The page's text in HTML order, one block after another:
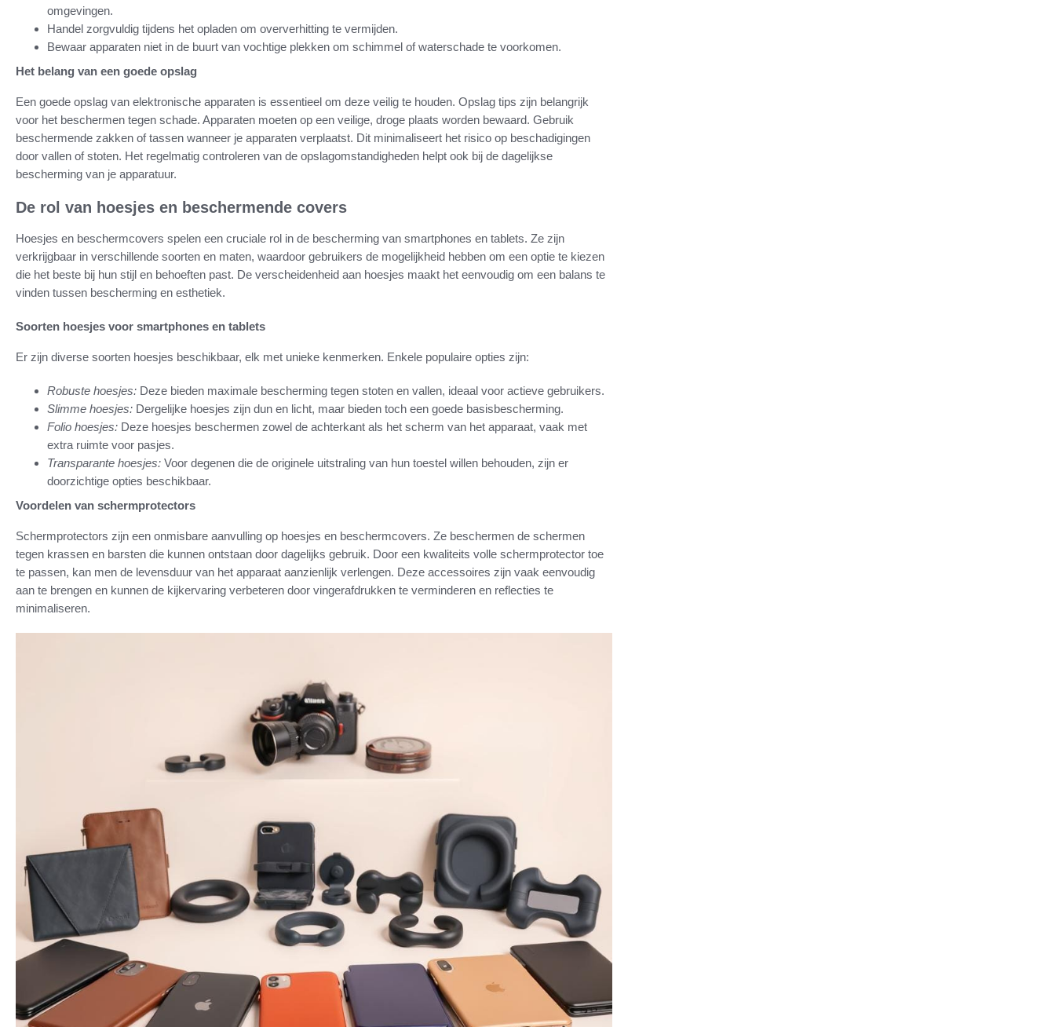
omgevingen.
Handel zorgvuldig tijdens het opladen om oververhitting te vermijden.
Bewaar apparaten niet in de buurt van vochtige plekken om schimmel of waterschade te voorkomen.
Het belang van een goede opslag
Een goede opslag van elektronische apparaten is essentieel om deze veilig te houden. Opslag tips zijn belangrijk
voor het beschermen tegen schade. Apparaten moeten op een veilige, droge plaats worden bewaard. Gebruik
beschermende zakken of tassen wanneer je apparaten verplaatst. Dit minimaliseert het risico op beschadigingen
door vallen of stoten. Het regelmatig controleren van de opslagomstandigheden helpt ook bij de dagelijkse
bescherming van je apparatuur.
De rol van hoesjes en beschermende covers
Hoesjes en beschermcovers spelen een cruciale rol in de bescherming van smartphones en tablets. Ze zijn
verkrijgbaar in verschillende soorten en maten, waardoor gebruikers de mogelijkheid hebben om een optie te kiezen
die het beste bij hun stijl en behoeften past. De verscheidenheid aan hoesjes maakt het eenvoudig om een balans te
vinden tussen bescherming en esthetiek.
Soorten hoesjes voor smartphones en tablets
Er zijn diverse soorten hoesjes beschikbaar, elk met unieke kenmerken. Enkele populaire opties zijn:
Robuste hoesjes: Deze bieden maximale bescherming tegen stoten en vallen, ideaal voor actieve gebruikers.
Slimme hoesjes: Dergelijke hoesjes zijn dun en licht, maar bieden toch een goede basisbescherming.
Folio hoesjes: Deze hoesjes beschermen zowel de achterkant als het scherm van het apparaat, vaak met
extra ruimte voor pasjes.
Transparante hoesjes: Voor degenen die de originele uitstraling van hun toestel willen behouden, zijn er
doorzichtige opties beschikbaar.
Voordelen van schermprotectors
Schermprotectors zijn een onmisbare aanvulling op hoesjes en beschermcovers. Ze beschermen de schermen
tegen krassen en barsten die kunnen ontstaan door dagelijks gebruik. Door een kwaliteits volle schermprotector toe
te passen, kan men de levensduur van het apparaat aanzienlijk verlengen. Deze accessoires zijn vaak eenvoudig
aan te brengen en kunnen de kijkervaring verbeteren door vingerafdrukken te verminderen en reflecties te
minimaliseren.